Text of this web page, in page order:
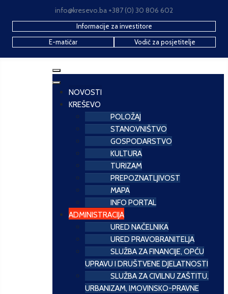
info@kresevo.ba +387 (0) 30 806 602
Informacije za investitore
E-matičar
Vodič za posjetitelje
NOVOSTI
KREŠEVO
POLOŽAJ
STANOVNIŠTVO
GOSPODARSTVO
KULTURA
TURIZAM
PREPOZNATLJIVOST
MAPA
INFO PORTAL
ADMINISTRACIJA
URED NAČELNIKA
URED PRAVOBRANITELJA
SLUŽBA ZA FINANCIJE, OPĆU
UPRAVU I DRUŠTVENE DJELATNOSTI
SLUŽBA ZA CIVILNU ZAŠTITU,
URBANIZAM, IMOVINSKO-PRAVNE